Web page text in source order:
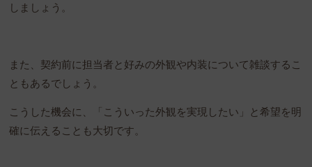
しましょう。
また、契約前に担当者と好みの外観や内装について雑談するこ
ともあるでしょう。
こうした機会に、「こういった外観を実現したい」と希望を明
確に伝えることも大切です。